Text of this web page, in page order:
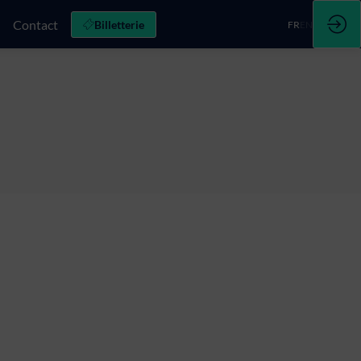
Contact Billetterie FR